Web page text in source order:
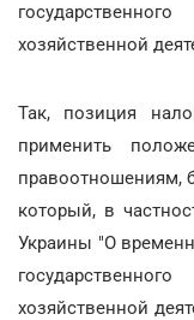
хозяйственной
Так, позиция
применить
правоотношениям,
который, в
Украины "О
хозяйственной